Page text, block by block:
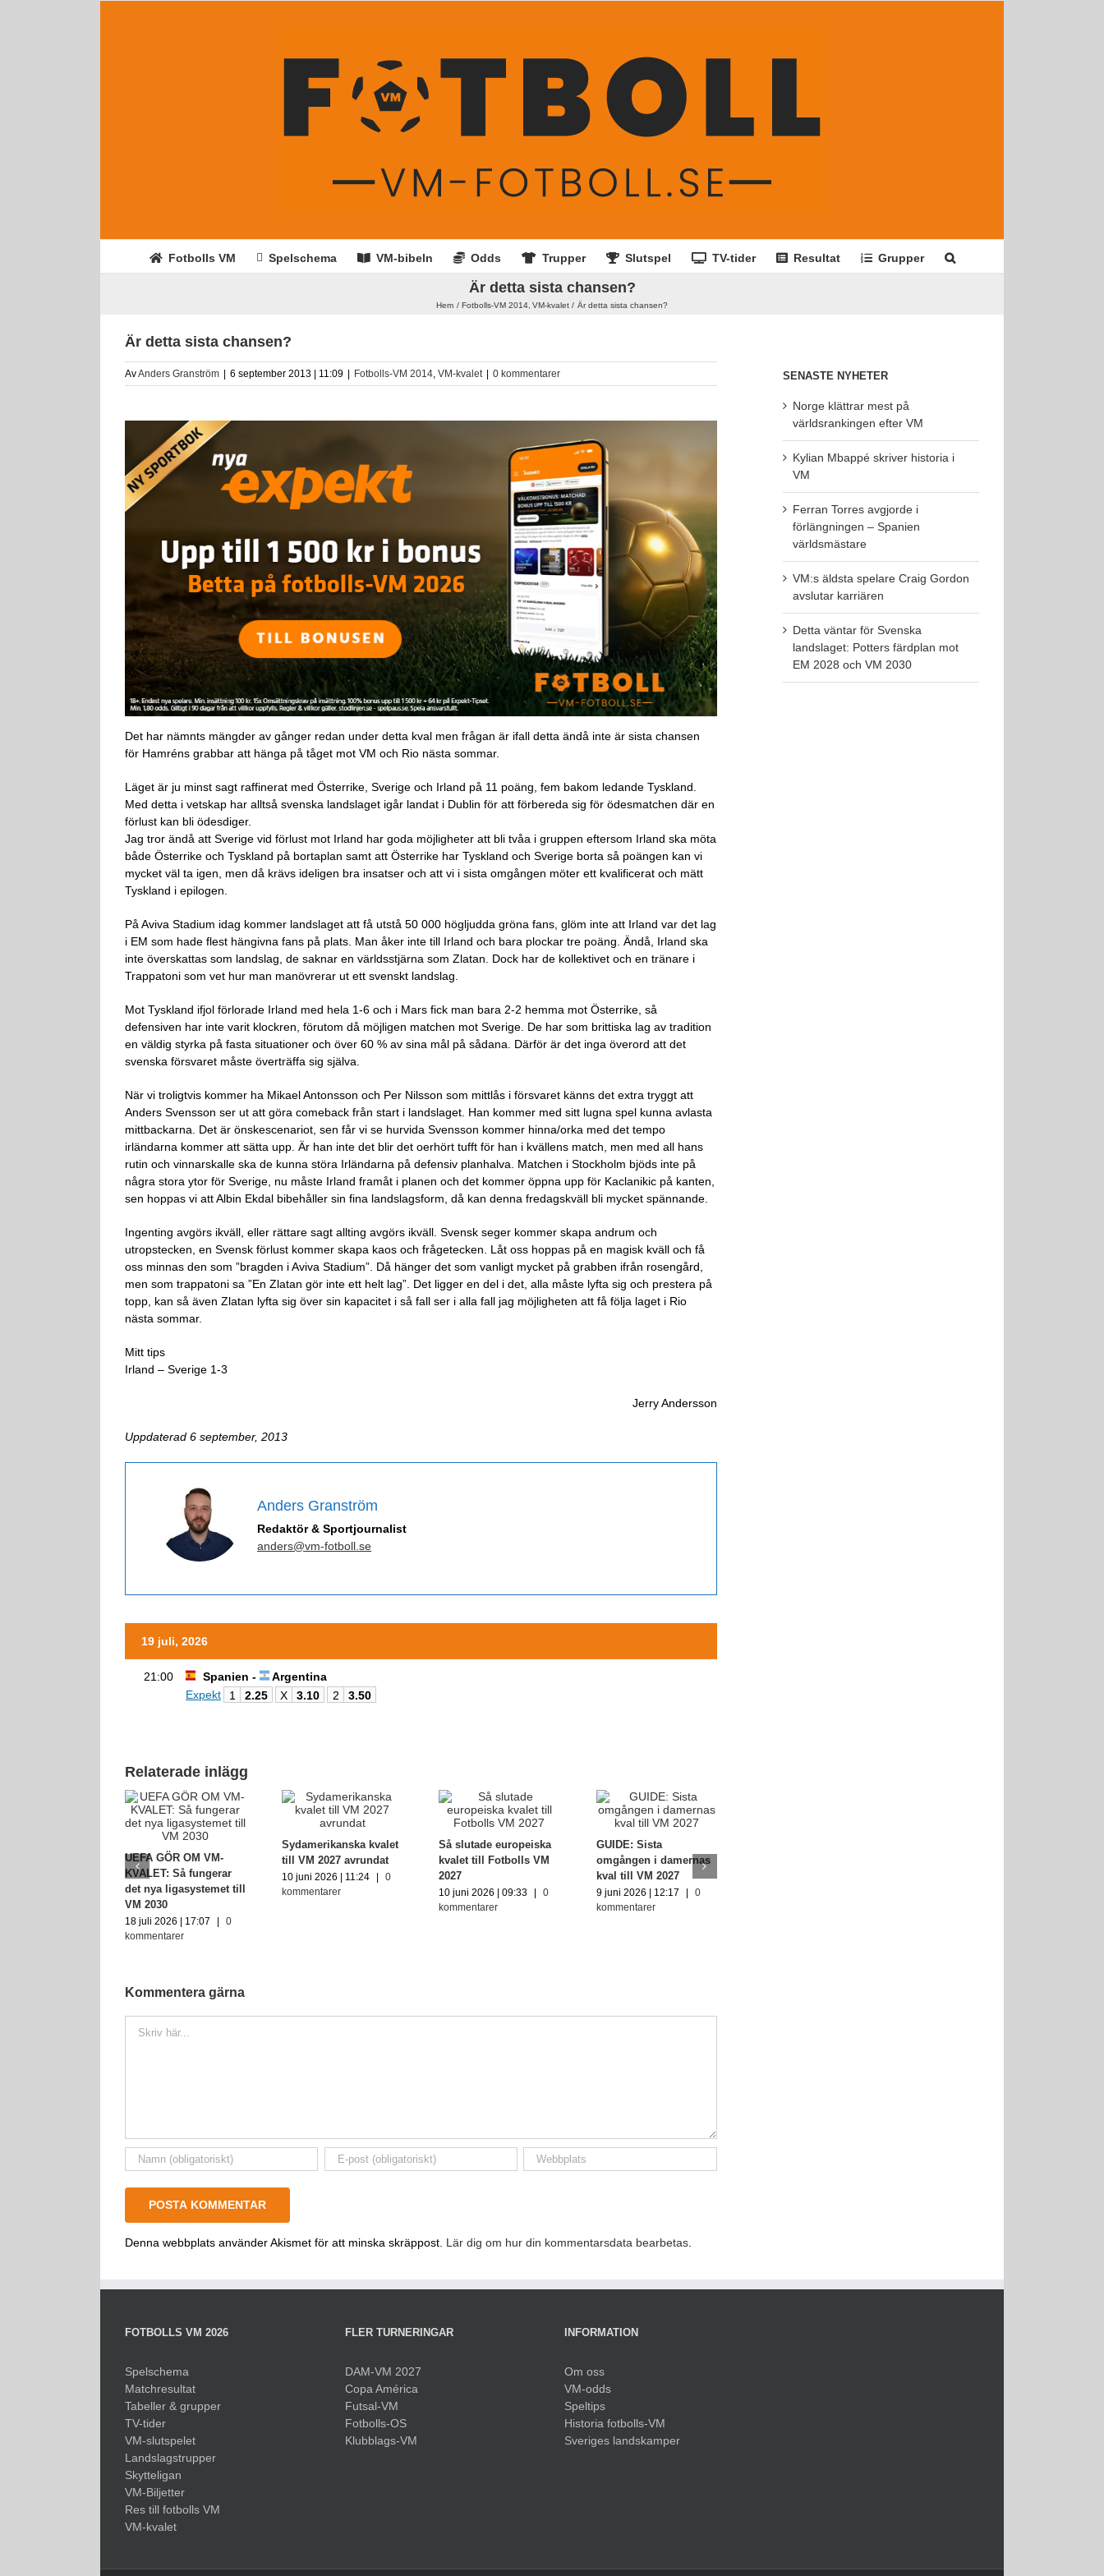
Fotbolls VM Spelschema VM-bibeln Odds Trupper Slutspel TV-tider Resultat Grupper
Är detta sista chansen?
Hem Fotbolls-VM 2014 VM-kvalet Är detta sista chansen?
Är detta sista chansen?
AvAnders Granström 6 september 2013 | 11:09 Fotbolls-VM 2014, VM-kvalet 0 kommentarer
Det har nämnts mängder av gånger redan under detta kval men frågan är ifall detta ändå inte är sista chansen
för Hamréns grabbar att hänga på tåget mot VM och Rio nästa sommar.
Läget är ju minst sagt raffinerat med Österrike, Sverige och Irland på 11 poäng, fem bakom ledande Tyskland.
Med detta i vetskap har alltså svenska landslaget igår landat i Dublin för att förbereda sig för ödesmatchen där en
förlust kan bli ödesdiger.
Jag tror ändå att Sverige vid förlust mot Irland har goda möjligheter att bli tvåa i gruppen eftersom Irland ska möta
både Österrike och Tyskland på bortaplan samt att Österrike har Tyskland och Sverige borta så poängen kan vi
mycket väl ta igen, men då krävs ideligen bra insatser och att vi i sista omgången möter ett kvalificerat och mätt
Tyskland i epilogen.
På Aviva Stadium idag kommer landslaget att få utstå 50 000 högljudda gröna fans, glöm inte att Irland var det lag
i EM som hade flest hängivna fans på plats. Man åker inte till Irland och bara plockar tre poäng. Ändå, Irland ska
inte överskattas som landslag, de saknar en världsstjärna som Zlatan. Dock har de kollektivet och en tränare i
Trappatoni som vet hur man manövrerar ut ett svenskt landslag.
Mot Tyskland ifjol förlorade Irland med hela 1-6 och i Mars fick man bara 2-2 hemma mot Österrike, så
defensiven har inte varit klockren, förutom då möjligen matchen mot Sverige. De har som brittiska lag av tradition
en väldig styrka på fasta situationer och över 60 % av sina mål på sådana. Därför är det inga överord att det
svenska försvaret måste överträffa sig själva.
När vi troligtvis kommer ha Mikael Antonsson och Per Nilsson som mittlås i försvaret känns det extra tryggt att
Anders Svensson ser ut att göra comeback från start i landslaget. Han kommer med sitt lugna spel kunna avlasta
mittbackarna. Det är önskescenariot, sen får vi se hurvida Svensson kommer hinna/orka med det tempo
irländarna kommer att sätta upp. Är han inte det blir det oerhört tufft för han i kvällens match, men med all hans
rutin och vinnarskalle ska de kunna störa Irländarna på defensiv planhalva. Matchen i Stockholm bjöds inte på
några stora ytor för Sverige, nu måste Irland framåt i planen och det kommer öppna upp för Kaclanikic på kanten,
sen hoppas vi att Albin Ekdal bibehåller sin fina landslagsform, då kan denna fredagskväll bli mycket spännande.
Ingenting avgörs ikväll, eller rättare sagt allting avgörs ikväll. Svensk seger kommer skapa andrum och
utropstecken, en Svensk förlust kommer skapa kaos och frågetecken. Låt oss hoppas på en magisk kväll och få
oss minnas den som ”bragden i Aviva Stadium”. Då hänger det som vanligt mycket på grabben ifrån rosengård,
men som trappatoni sa ”En Zlatan gör inte ett helt lag”. Det ligger en del i det, alla måste lyfta sig och prestera på
topp, kan så även Zlatan lyfta sig över sin kapacitet i så fall ser i alla fall jag möjligheten att få följa laget i Rio
nästa sommar.
Mitt tips
Irland – Sverige 1-3
Jerry Andersson
Uppdaterad 6 september, 2013
Anders Granström
Redaktör & Sportjournalist
anders@vm-fotboll.se
19 juli, 2026
21:00 Spanien -
Argentina
Expekt
1 2.25 X 3.10 2 3.50
Relaterade inlägg
UEFA GÖR OM VM-
KVALET: Så fungerar
det nya ligasystemet till
VM 2030
18 juli 2026 | 17:07 |
0
kommentarer
Sydamerikanska kvalet
till VM 2027 avrundat
10 juni 2026 | 11:24 |
0
kommentarer
Så slutade europeiska
kvalet till Fotbolls VM
2027
10 juni 2026 | 09:33 |
0
kommentarer
GUIDE: Sista
omgången i damernas
kval till VM 2027
9 juni 2026 | 12:17 |
0
kommentarer
Kommentera gärna
Denna webbplats använder Akismet för att minska skräppost. Lär dig om hur din kommentarsdata bearbetas
SENASTE NYHETER
Norge klättrar mest på
världsrankingen efter VM
Kylian Mbappé skriver historia i
VM
Ferran Torres avgjorde i
förlängningen – Spanien
världsmästare
VM:s äldsta spelare Craig Gordon
avslutar karriären
Detta väntar för Svenska
landslaget: Potters färdplan mot
EM 2028 och VM 2030
FOTBOLLS VM 2026
Spelschema
Matchresultat
Tabeller & grupper
TV-tider
VM-slutspelet
Landslagstrupper
Skytteligan
VM-Biljetter
Res till fotbolls VM
VM-kvalet
FLER TURNERINGAR
DAM-VM 2027
Copa América
Futsal-VM
Fotbolls-OS
Klubblags-VM
INFORMATION
Om oss
VM-odds
Speltips
Historia fotbolls-VM
Sveriges landskamper